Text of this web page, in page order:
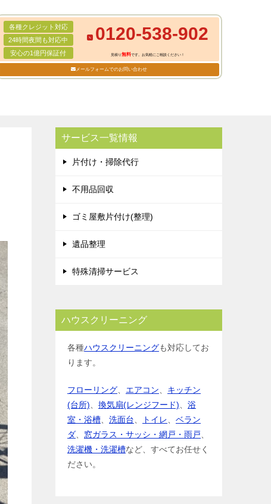
各種クレジット対応
24時間夜間も対応中
安心の1億円保証付
0120-538-902
見積り無料です。お気軽にご相談ください！
メールフォームでのお問い合わせ
サービス一覧情報
片付け・掃除代行
不用品回収
ゴミ屋敷片付け(整理)
遺品整理
特殊清掃サービス
ハウスクリーニング
各種ハウスクリーニングも対応してお
ります。
フローリング エアコン
キッチン
(台所)
換気扇(レンジフード)
浴
室・浴槽
洗面台 トイレ
ベラン
ダ
窓ガラス・サッシ・網戸・雨戸
洗濯機・洗濯槽など、すべてお任せく
ださい。